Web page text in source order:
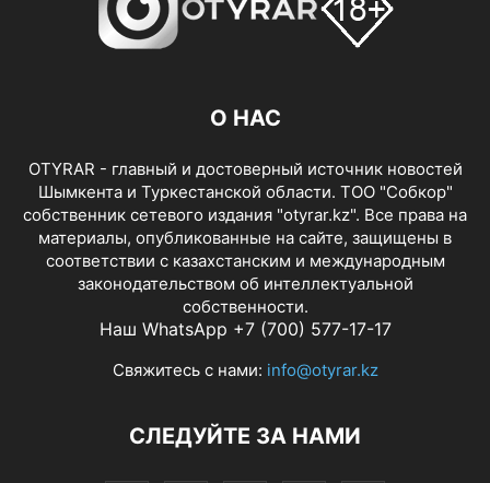
О НАС
OTYRAR - главный и достоверный источник новостей
Шымкента и Туркестанской области. ТОО "Собкор"
собственник сетевого издания "otyrar.kz". Все права на
материалы, опубликованные на сайте, защищены в
соответствии с казахстанским и международным
законодательством об интеллектуальной
собственности.
Наш WhatsApp +7 (700) 577-17-17
Свяжитесь с нами: info@otyrar.kz
СЛЕДУЙТЕ ЗА НАМИ